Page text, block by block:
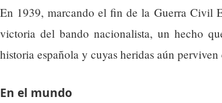
En 1939, marcando el fin de la Guerra Civil
victoria del bando nacionalista, un hecho
historia española y cuyas heridas aún
En el mundo